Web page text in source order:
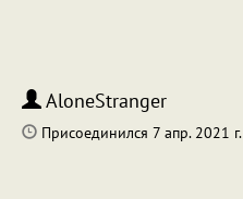
AloneStranger
Присоединился 7 апр. 2021 г.